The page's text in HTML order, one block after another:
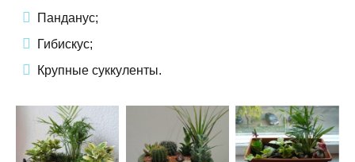
Панданус;
Гибискус;
Крупные суккуленты.